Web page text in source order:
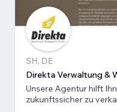
SH, DE
Direkta Verwaltung &
Unsere Agentur hilft
zukunftssicher zu